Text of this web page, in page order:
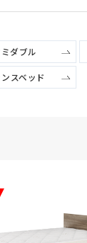
ダブル
スベッド